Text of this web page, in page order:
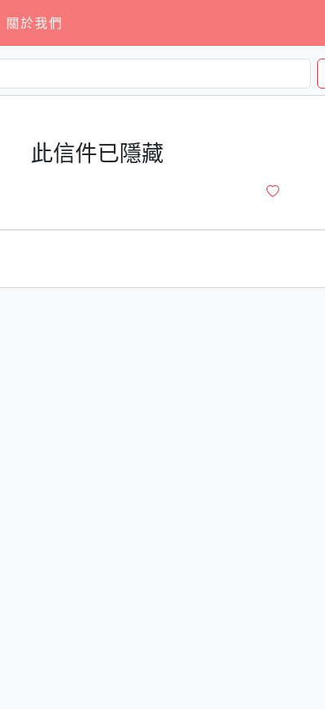
關於我們
此信件已隱藏